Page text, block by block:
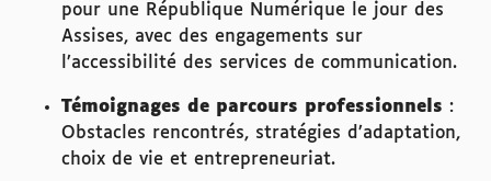
pour une République Numérique le jour des
Assises, avec des engagements sur
l’accessibilité des services de communication.
Témoignages de parcours professionnels :
Obstacles rencontrés, stratégies d’adaptation,
choix de vie et entrepreneuriat.